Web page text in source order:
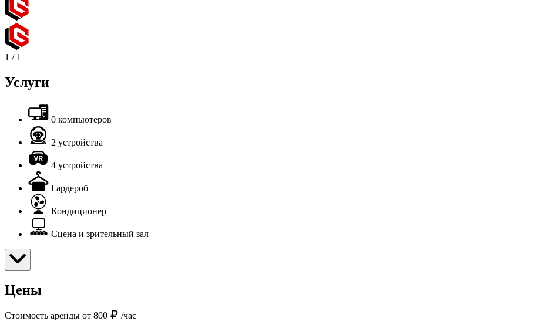
1 / 1
Услуги
0 компьютеров
2 устройства
4 устройства
Гардероб
Кондиционер
Сцена и зрительный зал
Цены
Стоимость аренды от 800 /час